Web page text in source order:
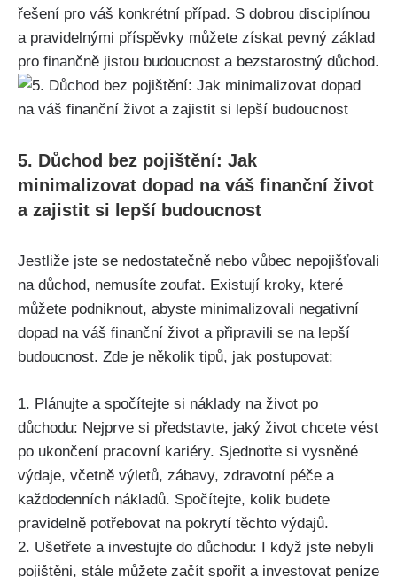
řešení pro váš konkrétní případ. S dobrou disciplínou
a pravidelnými příspěvky můžete získat pevný základ
pro finančně jistou budoucnost a bezstarostný důchod.
5. Důchod bez pojištění: Jak
minimalizovat dopad na váš finanční život
a zajistit si lepší budoucnost
Jestliže jste se nedostatečně nebo vůbec nepojišťovali
na důchod, nemusíte zoufat. Existují kroky, které
můžete podniknout, abyste minimalizovali negativní
dopad na váš finanční život a připravili se na lepší
budoucnost. Zde je několik tipů, jak postupovat:
1. Plánujte a spočítejte si náklady na život po
důchodu: Nejprve si představte, jaký život chcete vést
po ukončení pracovní kariéry. Sjednoťte si vysněné
výdaje, včetně výletů, zábavy, zdravotní péče a
každodenních nákladů. Spočítejte, kolik budete
pravidelně potřebovat na pokrytí těchto výdajů.
2. Ušetřete a investujte do důchodu: I když jste nebyli
pojištěni, stále můžete začít spořit a investovat peníze